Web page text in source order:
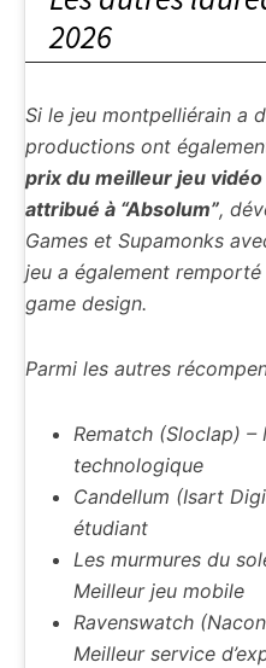
2026
Si le jeu montpelliérain a
productions ont
prix du meilleur jeu
attribué à “Absolum”,
Games et Supamonks
jeu a également
game design.
Parmi les autres
Rematch (Sloclap)
technologique
Candellum (Isart
étudiant
Les murmures du
Meilleur jeu mobile
Ravenswatch
Meilleur service